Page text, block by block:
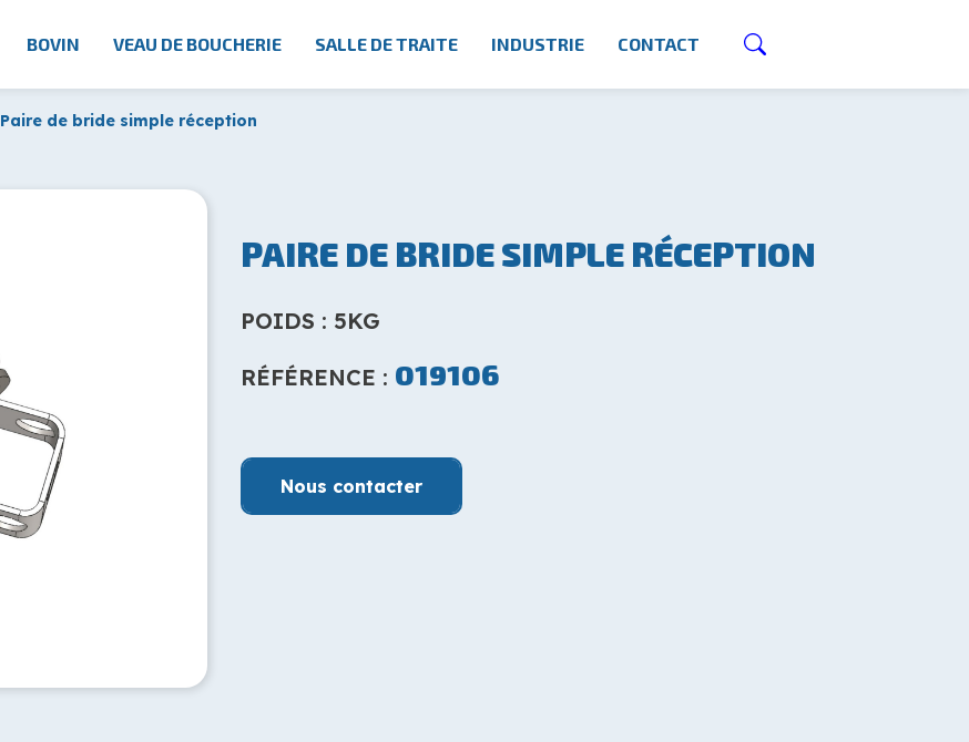
BOVIN VEAU DE BOUCHERIE SALLE DE TRAITE INDUSTRIE CONTACT
Paire de bride simple réception
PAIRE DE BRIDE SIMPLE RÉCEPTION
POIDS : 5KG
RÉFÉRENCE : 019106
Nous contacter